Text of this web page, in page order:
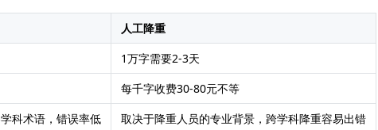
人工降重
1万字需要2-3天
每千字收费30-80元不等
科术语，错误率低
取决于降重人员的专业背景，跨学科降重容易出错